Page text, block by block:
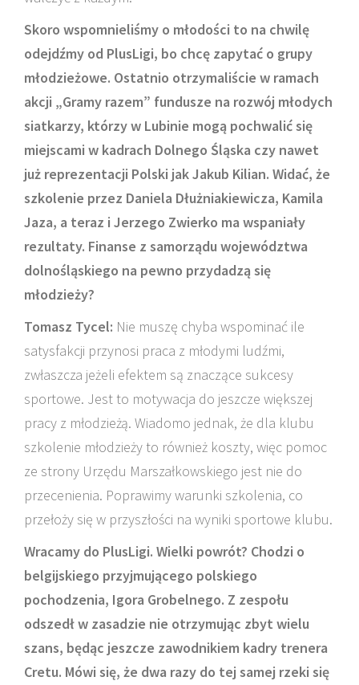
Skoro wspomnieliśmy o młodości to na chwilę
odejdźmy od PlusLigi, bo chcę zapytać o grupy
młodzieżowe. Ostatnio otrzymaliście w ramach
akcji „Gramy razem” fundusze na rozwój młodych
siatkarzy, którzy w Lubinie mogą pochwalić się
miejscami w kadrach Dolnego Śląska czy nawet
już reprezentacji Polski jak Jakub Kilian. Widać, że
szkolenie przez Daniela Dłużniakiewicza, Kamila
Jaza, a teraz i Jerzego Zwierko ma wspaniały
rezultaty. Finanse z samorządu województwa
dolnośląskiego na pewno przydadzą się
młodzieży?
Tomasz Tycel: Nie muszę chyba wspominać ile
satysfakcji przynosi praca z młodymi ludźmi,
zwłaszcza jeżeli efektem są znaczące sukcesy
sportowe. Jest to motywacja do jeszcze większej
pracy z młodzieżą. Wiadomo jednak, że dla klubu
szkolenie młodzieży to również koszty, więc pomoc
ze strony Urzędu Marszałkowskiego jest nie do
przecenienia. Poprawimy warunki szkolenia, co
przełoży się w przyszłości na wyniki sportowe klubu.
Wracamy do PlusLigi. Wielki powrót? Chodzi o
belgijskiego przyjmującego polskiego
pochodzenia, Igora Grobelnego. Z zespołu
odszedł w zasadzie nie otrzymując zbyt wielu
szans, będąc jeszcze zawodnikiem kadry trenera
Cretu. Mówi się, że dwa razy do tej samej rzeki się